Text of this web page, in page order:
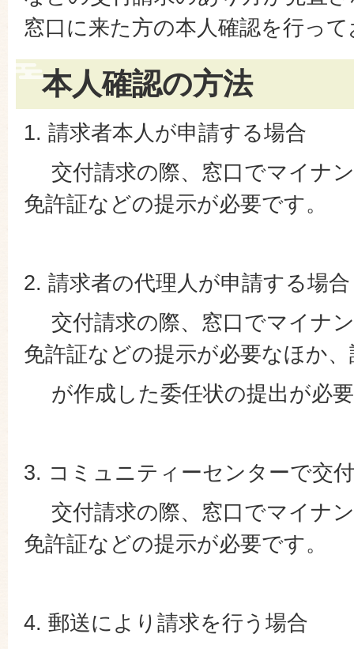
窓口に来た方の本人確認を行っ
本人確認の方法
1. 請求者本人が申請する場合
交付請求の際、窓口でマイナ
免許証などの提示が必要です。
2. 請求者の代理人が申請する場合
交付請求の際、窓口でマイナ
免許証などの提示が必要なほか
が作成した委任状の提出が必
3. コミュニティーセンターで交
交付請求の際、窓口でマイナ
免許証などの提示が必要です。
4. 郵送により請求を行う場合